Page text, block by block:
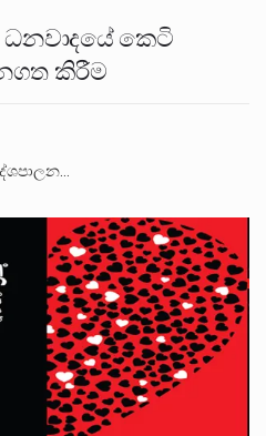
ධනවාදයේ කෙටි
කිරීම